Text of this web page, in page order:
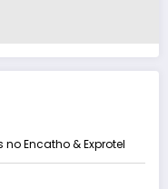
Encatho & Exprotel